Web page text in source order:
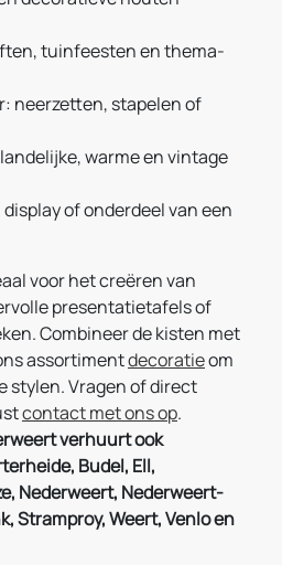
tuinfeesten en thema-
neerzetten, stapelen of
warme en vintage
of onderdeel van een
voor het creëren van
presentatietafels of
Combineer de kisten met
assortimentdecoratieom
stylen. Vragen of direct
contact met ons op.
verhuurt ook
Budel, Ell,
Nederweert, Nederweert-
Stramproy, Weert, Venlo en